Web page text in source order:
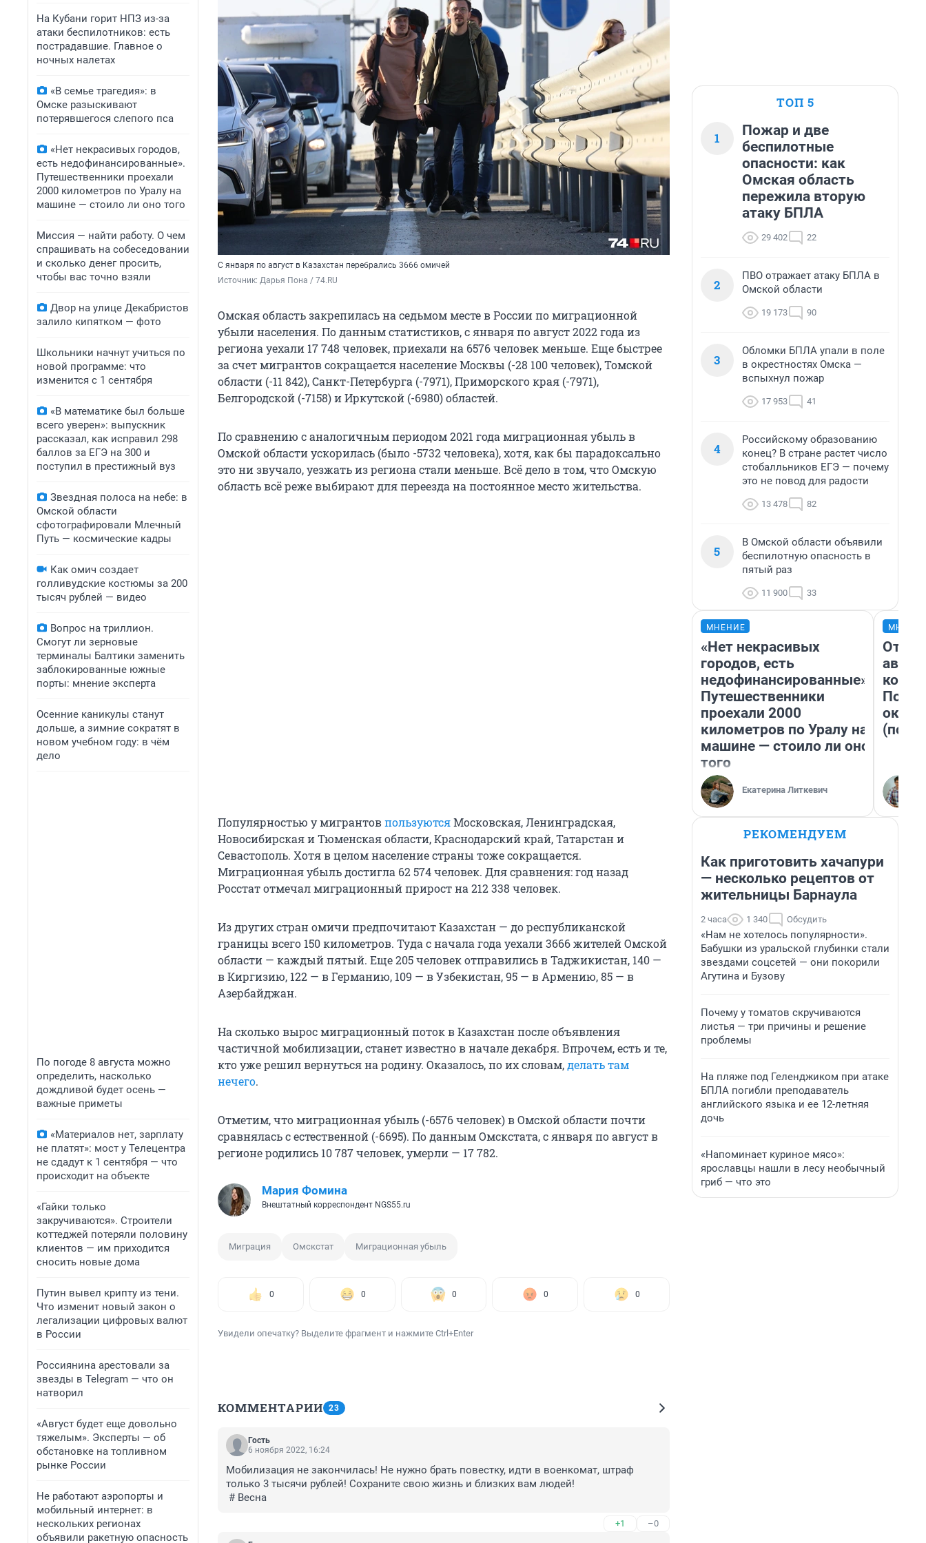
На Кубани горит НПЗ из-за
атаки беспилотников: есть
пострадавшие. Главное о
ночных налетах
«В семье трагедия»: в
Омске разыскивают
потерявшегося слепого пса
«Нет некрасивых городов,
есть недофинансированные».
Путешественники проехали
2000 километров по Уралу на
машине — стоило ли оно того
Миссия — найти работу. О чем
спрашивать на собеседовании
и сколько денег просить,
чтобы вас точно взяли
Двор на улице Декабристов
залило кипятком — фото
Школьники начнут учиться по
новой программе: что
изменится с 1 сентября
«В математике был больше
всего уверен»: выпускник
рассказал, как исправил 298
баллов за ЕГЭ на 300 и
поступил в престижный вуз
Звездная полоса на небе: в
Омской области
сфотографировали Млечный
Путь — космические кадры
Как омич создает
голливудские костюмы за 200
тысяч рублей — видео
Вопрос на триллион.
Смогут ли зерновые
терминалы Балтики заменить
заблокированные южные
порты: мнение эксперта
Осенние каникулы станут
дольше, а зимние сократят в
новом учебном году: в чём
дело
По погоде 8 августа можно
определить, насколько
дождливой будет осень —
важные приметы
«Материалов нет, зарплату
не платят»: мост у Телецентра
не сдадут к 1 сентября — что
происходит на объекте
«Гайки только
закручиваются». Строители
коттеджей потеряли половину
клиентов — им приходится
сносить новые дома
Путин вывел крипту из тени.
Что изменит новый закон о
легализации цифровых валют
в России
Россиянина арестовали за
звезды в Telegram — что он
натворил
«Август будет еще довольно
тяжелым». Эксперты — об
обстановке на топливном
рынке России
Не работают аэропорты и
мобильный интернет: в
нескольких регионах
объявили ракетную опасность
С января по август в Казахстан перебрались 3666 омичей
Источник: Дарья Пона / 74.RU
Омская область закрепилась на седьмом месте в России по миграционной
убыли населения. По данным статистиков, с января по август 2022 года из
региона уехали 17 748 человек, приехали на 6576 человек меньше. Еще быстрее
за счет мигрантов сокращается население Москвы (-28 100 человек), Томской
области (-11 842), Санкт-Петербурга (-7971), Приморского края (-7971),
Белгородской (-7158) и Иркутской (-6980) областей.
По сравнению с аналогичным периодом 2021 года миграционная убыль в
Омской области ускорилась (было -5732 человека), хотя, как бы парадоксально
это ни звучало, уезжать из региона стали меньше. Всё дело в том, что Омскую
область всё реже выбирают для переезда на постоянное место жительства.
Популярностью у мигрантовпользуютсяМосковская, Ленинградская,
Новосибирская и Тюменская области, Краснодарский край, Татарстан и
Севастополь. Хотя в целом население страны тоже сокращается.
Миграционная убыль достигла 62 574 человек. Для сравнения: год назад
Росстат отмечал миграционный прирост на 212 338 человек.
Из других стран омичи предпочитают Казахстан — до республиканской
границы всего 150 километров. Туда с начала года уехали 3666 жителей Омской
области — каждый пятый. Еще 205 человек отправились в Таджикистан, 140 —
в Киргизию, 122 — в Германию, 109 — в Узбекистан, 95 — в Армению, 85 — в
Азербайджан.
На сколько вырос миграционный поток в Казахстан после объявления
частичной мобилизации, станет известно в начале декабря. Впрочем, есть и те,
кто уже решил вернуться на родину. Оказалось, по их словам,делать там
нечего.
Отметим, что миграционная убыль (-6576 человек) в Омской области почти
сравнялась с естественной (-6695). По данным Омскстата, с января по август в
регионе родились 10 787 человек, умерли — 17 782.
Мария Фомина
Внештатный корреспондент NGS55.ru
Миграция Омскстат Миграционная убыль
0 0 0 0 0
Увидели опечатку? Выделите фрагмент и нажмите Ctrl+Enter
КОММЕНТАРИИ 23
Гость
6 ноября 2022, 16:24
Мобилизация не закончилась! Не нужно брать повестку, идти в военкомат, штраф
только 3 тысячи рублей! Сохраните свою жизнь и близких вам людей!
# Весна
+1 –0
ТОП 5
1
Пожар и две
беспилотные
опасности: как
Омская область
пережила вторую
атаку БПЛА
29 402 22
2
ПВО отражает атаку БПЛА в
Омской области
19 173 90
3
Обломки БПЛА упали в поле
в окрестностях Омска —
вспыхнул пожар
17 953 41
4
Российскому образованию
конец? В стране растет число
стобалльников ЕГЭ — почему
это не повод для радости
13 478 82
5
В Омской области объявили
беспилотную опасность в
пятый раз
11 900 33
МНЕНИЕ
«Нет некрасивых
городов, есть
недофинансированные».
Путешественники
проехали 2000
километров по Уралу на
машине — стоило ли оно
того
Екатерина Литкевич
От
РЕКОМЕНДУЕМ
Как приготовить хачапури
— несколько рецептов от
жительницы Барнаула
2 часа 1 340 Обсудить
«Нам не хотелось популярности».
Бабушки из уральской глубинки стали
звездами соцсетей — они покорили
Агутина и Бузову
Почему у томатов скручиваются
листья — три причины и решение
проблемы
На пляже под Геленджиком при атаке
БПЛА погибли преподаватель
английского языка и ее 12-летняя
дочь
«Напоминает куриное мясо»:
ярославцы нашли в лесу необычный
гриб — что это